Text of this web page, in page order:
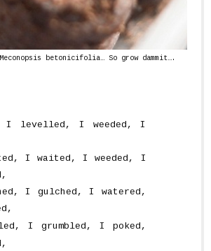
betonicifolia… So grow dammit….
I levelled, I weeded, I
I waited, I weeded, I
I gulched, I watered,
I grumbled, I poked,